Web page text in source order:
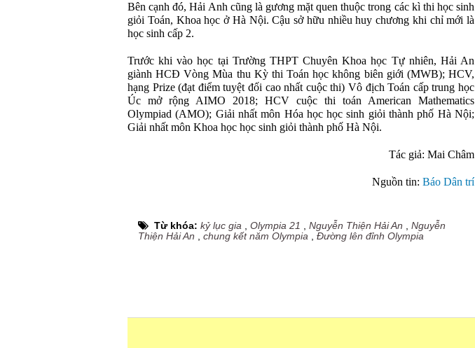
Bên cạnh đó, Hải Anh cũng là gương mặt quen thuộc trong các kì thi học sinh
giỏi Toán, Khoa học ở Hà Nội. Cậu sở hữu nhiều huy chương khi chỉ mới là
học sinh cấp 2.
Trước khi vào học tại Trường THPT Chuyên Khoa học Tự nhiên, Hải An
giành HCĐ Vòng Mùa thu Kỳ thi Toán học không biên giới (MWB); HCV,
hạng Prize (đạt điểm tuyệt đối cao nhất cuộc thi) Vô địch Toán cấp trung học
Úc mở rộng AIMO 2018; HCV cuộc thi toán American Mathematics
Olympiad (AMO); Giải nhất môn Hóa học học sinh giỏi thành phố Hà Nội;
Giải nhất môn Khoa học học sinh giỏi thành phố Hà Nội.
Tác giả: Mai Châm
Nguồn tin: Báo Dân trí
Từ khóa: kỷ lục gia Olympia 21 Nguyễn Thiện Hải An
Nguyễn
Thiện Hải An
chung kết năm Olympia Đường lên đỉnh Olympia